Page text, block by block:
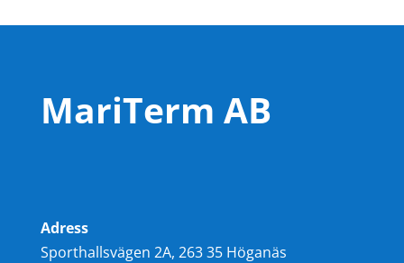
MariTerm AB
Adress
Sporthallsvägen 2A, 263 35 Höganäs